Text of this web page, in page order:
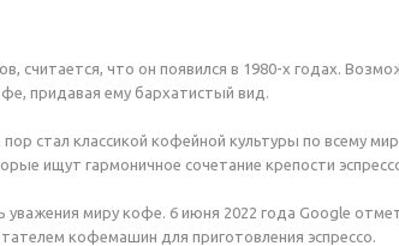
что он появился в 1980-х годах.
придавая ему бархатистый вид.
стал классикой кофейной культуры по всему
ищут гармоничное сочетание крепости
миру кофе. 6 июня 2022 года Google
кофемашин для приготовления эспрессо.